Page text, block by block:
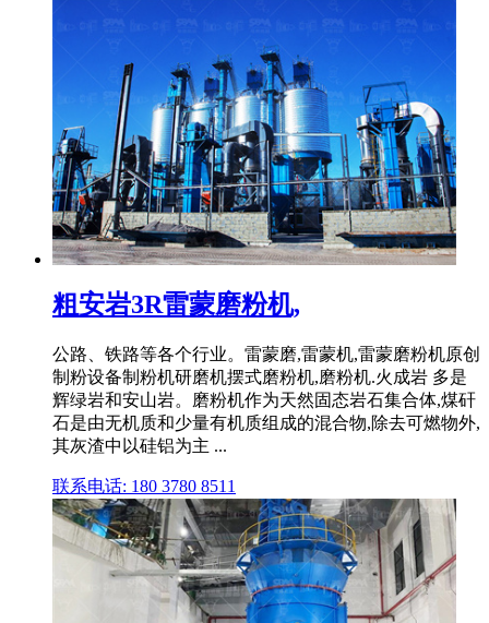
粗安岩3R雷蒙磨粉机,
公路、铁路等各个行业。雷蒙磨,雷蒙机,雷蒙磨粉机原创
制粉设备制粉机研磨机摆式磨粉机,磨粉机.火成岩 多是
辉绿岩和安山岩。磨粉机作为天然固态岩石集合体,煤矸
石是由无机质和少量有机质组成的混合物,除去可燃物外,
其灰渣中以硅铝为主 ...
联系电话: 180 3780 8511